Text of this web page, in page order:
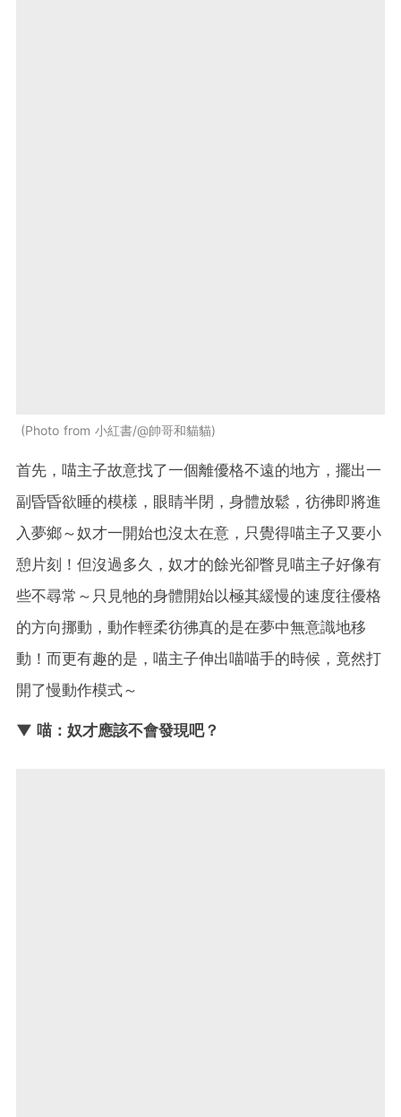
Photo from 小紅書/@帥哥和貓貓
首先，喵主子故意找了一個離優格不遠的地方，擺出一
副昏昏欲睡的模樣，眼睛半閉，身體放鬆，彷彿即將進
入夢鄉～奴才一開始也沒太在意，只覺得喵主子又要小
憩片刻！但沒過多久，奴才的餘光卻瞥見喵主子好像有
些不尋常～只見牠的身體開始以極其緩慢的速度往優格
的方向挪動，動作輕柔彷彿真的是在夢中無意識地移
動！而更有趣的是，喵主子伸出喵喵手的時候，竟然打
開了慢動作模式～
▼ 喵：奴才應該不會發現吧？